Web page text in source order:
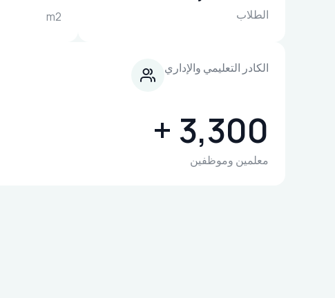
الطلاب m2
الكادر التعليمي والإداري
3,300 +
معلمين وموظفين